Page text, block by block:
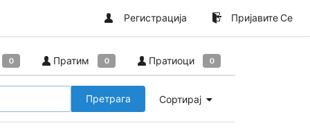
Регистрација Пријавите Се
0 Пратим 0 Пратиоци 0
Сортирај
Претрага